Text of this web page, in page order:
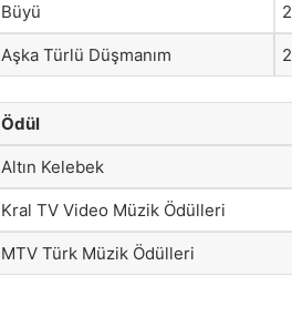
Büyü
Aşka Türlü Düşmanım
Ödül
Altın Kelebek
Kral TV Video Müzik Ödülleri
MTV Türk Müzik Ödülleri